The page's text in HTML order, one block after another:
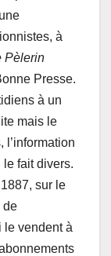
à
Pèlerin
Presse.
à un
mais le
fait divers.
sur le
de
le vendent à